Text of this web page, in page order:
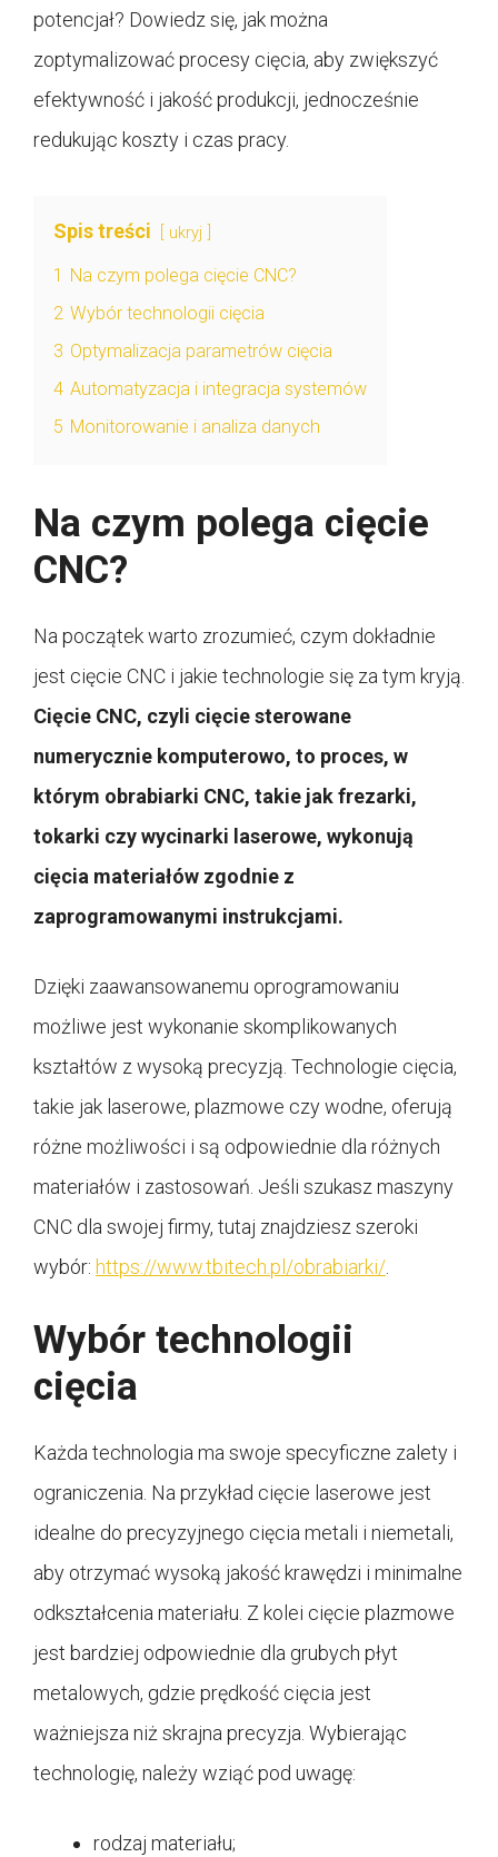
potencjał? Dowiedz się, jak można
zoptymalizować procesy cięcia, aby zwiększyć
efektywność i jakość produkcji, jednocześnie
redukując koszty i czas pracy.
Spis treści ukryj
1
Na czym polega cięcie CNC?
2 Wybór technologii cięcia
3 Optymalizacja parametrów cięcia
4 Automatyzacja i integracja systemów
5 Monitorowanie i analiza danych
Na czym polega cięcie
CNC?
Na początek warto zrozumieć, czym dokładnie
jest cięcie CNC i jakie technologie się za tym kryją.
Cięcie CNC, czyli cięcie sterowane
numerycznie komputerowo, to proces, w
którym obrabiarki CNC, takie jak frezarki,
tokarki czy wycinarki laserowe, wykonują
cięcia materiałów zgodnie z
zaprogramowanymi instrukcjami.
Dzięki zaawansowanemu oprogramowaniu
możliwe jest wykonanie skomplikowanych
kształtów z wysoką precyzją. Technologie cięcia,
takie jak laserowe, plazmowe czy wodne, oferują
różne możliwości i są odpowiednie dla różnych
materiałów i zastosowań. Jeśli szukasz maszyny
CNC dla swojej firmy, tutaj znajdziesz szeroki
wybór: https://www.tbitech.pl/obrabiarki/.
Wybór technologii
cięcia
Każda technologia ma swoje specyficzne zalety i
ograniczenia. Na przykład cięcie laserowe jest
idealne do precyzyjnego cięcia metali i niemetali,
aby otrzymać wysoką jakość krawędzi i minimalne
odkształcenia materiału. Z kolei cięcie plazmowe
jest bardziej odpowiednie dla grubych płyt
metalowych, gdzie prędkość cięcia jest
ważniejsza niż skrajna precyzja. Wybierając
technologię, należy wziąć pod uwagę:
rodzaj materiału;